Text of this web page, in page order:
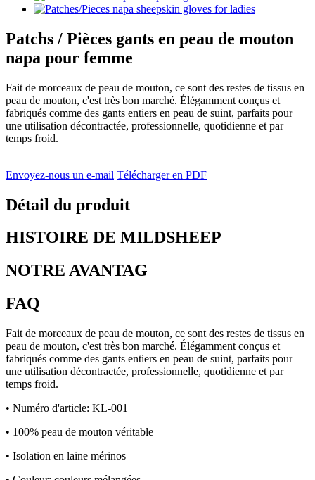
Patchs / Pièces gants en peau de mouton
napa pour femme
Fait de morceaux de peau de mouton, ce sont des restes de tissus en
peau de mouton, c'est très bon marché. Élégamment conçus et
fabriqués comme des gants entiers en peau de suint, parfaits pour
une utilisation décontractée, professionnelle, quotidienne et par
temps froid.
Envoyez-nous un e-mail Télécharger en PDF
Détail du produit
HISTOIRE DE MILDSHEEP
NOTRE AVANTAG
FAQ
Fait de morceaux de peau de mouton, ce sont des restes de tissus en
peau de mouton, c'est très bon marché. Élégamment conçus et
fabriqués comme des gants entiers en peau de suint, parfaits pour
une utilisation décontractée, professionnelle, quotidienne et par
temps froid.
• Numéro d'article: KL-001
• 100% peau de mouton véritable
• Isolation en laine mérinos